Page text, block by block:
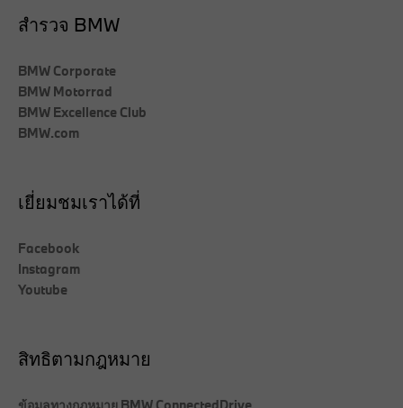
สำรวจ BMW
BMW Corporate
BMW Motorrad
BMW Excellence Club
BMW.com
เยี่ยมชมเราได้ที่
Facebook
Instagram
Youtube
สิทธิตามกฎหมาย